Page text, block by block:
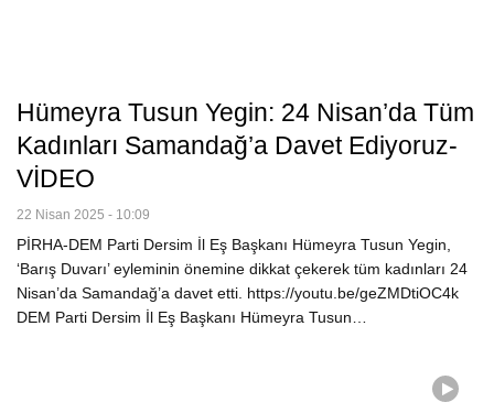
Hümeyra Tusun Yegin: 24 Nisan’da Tüm
Kadınları Samandağ’a Davet Ediyoruz-
VİDEO
22 Nisan 2025 - 10:09
PİRHA-DEM Parti Dersim İl Eş Başkanı Hümeyra Tusun Yegin,
‘Barış Duvarı’ eyleminin önemine dikkat çekerek tüm kadınları 24
Nisan’da Samandağ’a davet etti. https://youtu.be/geZMDtiOC4k
DEM Parti Dersim İl Eş Başkanı Hümeyra Tusun…